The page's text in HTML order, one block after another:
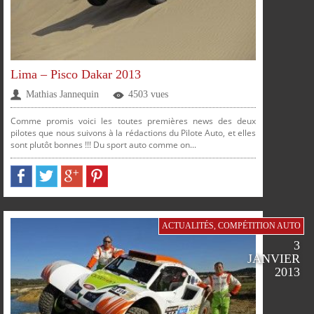
FACEBOOKTWITTERGOOGLEPINTEREST
SUR
PARTAGERPARTAGERPARTAGERPARTAGER
Lima – Pisco Dakar 2013
Mathias Jannequin 4503 vues
Comme promis voici les toutes premières news des deux
pilotes que nous suivons à la rédactions du Pilote Auto, et elles
sont plutôt bonnes !!! Du sport auto comme on...
ACTUALITÉS, COMPÉTITION AUTO
3
JANVIER
2013